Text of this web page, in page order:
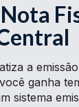
a
ganha
sistema